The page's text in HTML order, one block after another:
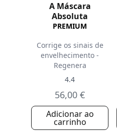
A Máscara
Absoluta
PREMIUM
Corrige os sinais de
envelhecimento -
Regenera
4.4
56,00 €
Adicionar ao
carrinho